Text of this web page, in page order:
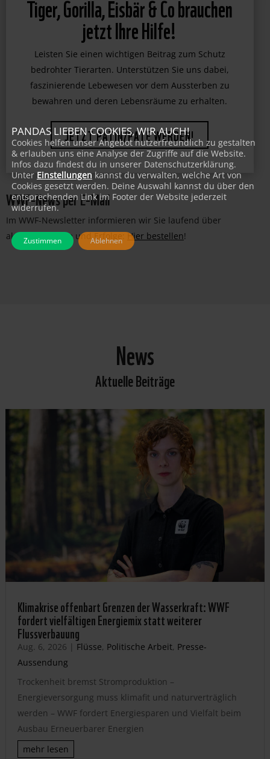
Tiger, Gorilla, Eisbär & Co brauchen
jetzt Ihre Hilfe!
Leisten Sie einen wichtigen Beitrag zum Schutz
bedrohter Tierarten. Unterstützen Sie uns dabei,
faszinierende Lebewesen vor dem Aussterben zu
JETZT PATIN/PATE WERDEN!
WWF-News per E-Mail
Im WWF-Newsletter informieren wir Sie laufend über
aktuelle Projekte und Erfolge:Hier bestellen!
News
Aktuelle Beiträge
Klimakrise offenbart Grenzen der Wasserkraft: WWF
fordert vielfältigen Energiemix statt weiterer
Flussverbauung
Aug. 6, 2026 | Flüsse, Politische Arbeit, Presse-
Aussendung
Trockenheit bremst Stromproduktion –
Energieversorgung muss klimafit und naturverträglich
werden – WWF fordert Energiesparen und Vielfalt beim
Ausbau Erneuerbarer Energien
mehr lesen
PANDAS LIEBEN COOKIES, WIR AUCH!
Cookies helfen unser Angebot nutzerfreundlich zu gestalten
& erlauben uns eine Analyse der Zugriffe auf die Website.
Infos dazu findest du in unserer Datenschutzerklärung.
Unter Einstellungen kannst du verwalten, welche Art von
Cookies gesetzt werden. Deine Auswahl kannst du über den
entsprechenden Link im Footer der Website jederzeit
widerrufen.
Zustimmen Ablehnen